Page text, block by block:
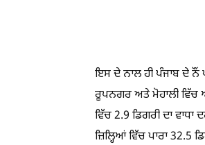
ਇਸ ਦੇ ਨਾਲ ਹੀ ਪੰਜਾਬ ਦੇ ਨੌਂ
ਰੂਪਨਗਰ ਅਤੇ ਮੋਹਾਲੀ ਵਿੱਚ
ਵਿੱਚ 2.9 ਡਿਗਰੀ ਦਾ
ਜ਼ਿਲ੍ਹਿਆਂ ਵਿੱਚ ਪਾਰਾ 32.5